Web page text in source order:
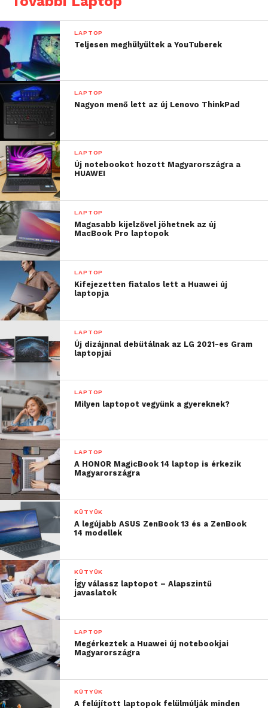
ügyeiket, valamint véleményt nyilváníthatnak
közérdekű és személyes témákban egyaránt.
LAPTOP
Teljesen meghülyültek a YouTuberek
LAPTOP
Nagyon menő lett az új Lenovo ThinkPad
LAPTOP
Új notebookot hozott Magyarországra a
HUAWEI
LAPTOP
Magasabb kijelzővel jöhetnek az új
MacBook Pro laptopok
LAPTOP
Kifejezetten fiatalos lett a Huawei új
laptopja
LAPTOP
Új dizájnnal debütálnak az LG 2021-es Gram
laptopjai
LAPTOP
Milyen laptopot vegyünk a gyereknek?
LAPTOP
A HONOR MagicBook 14 laptop is érkezik
Magyarországra
KÜTYÜK
A legújabb ASUS ZenBook 13 és a ZenBook
14 modellek
KÜTYÜK
Így válassz laptopot – Alapszintű
javaslatok
LAPTOP
Megérkeztek a Huawei új notebookjai
Magyarországra
KÜTYÜK
A felújított laptopok felülmúlják minden